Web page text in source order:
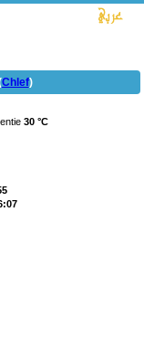
Chlef)
30 °C